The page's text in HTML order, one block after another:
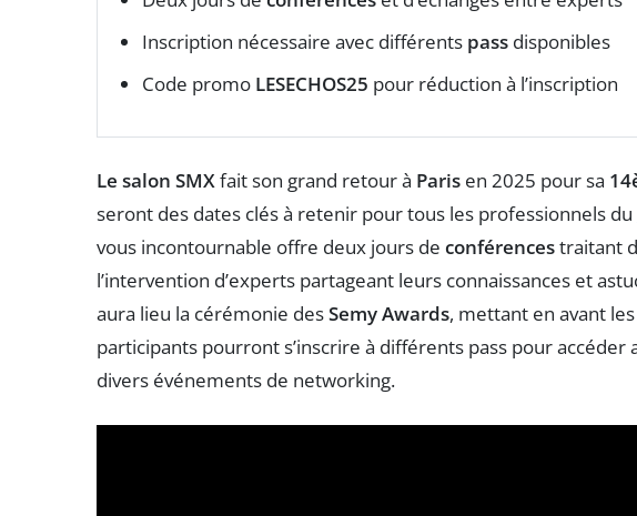
Inscription nécessaire avec différents pass disponibles
Code promo LESECHOS25 pour réduction à l’inscription
Le salon SMXfait son grand retour à Paris en 2025 pour sa
seront des dates clés à retenir pour tous les professionnels du
vous incontournable offre deux jours de conférencestraitant
l’intervention d’experts partageant leurs connaissances et
aura lieu la cérémonie desSemy Awards, mettant en avant
participants pourront s’inscrire à différents pass pour
divers événements de networking.